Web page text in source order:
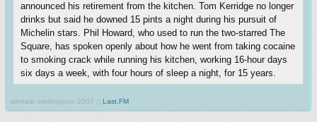
announced his retirement from the kitchen. Tom Kerridge no longer
drinks but said he downed 15 pints a night during his pursuit of
Michelin stars. Phil Howard, who used to run the two-starred The
Square, has spoken openly about how he went from taking cocaine
to smoking crack while running his kitchen, working 16-hour days
six days a week, with four hours of sleep a night, for 15 years.
winnaar wielerprono 2007 :) Last.FM